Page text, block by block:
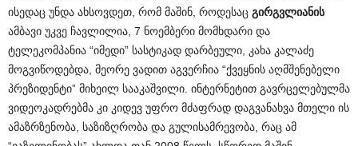
ისედაც უნდა ახსოვდეთ, რომ მაშინ, როდესაც გირგვლიანის
ამბავი უკვე ჩავლილია, 7 ნოემბერი მომხდარი და
ტელეკომპანია “იმედი” სასტიკად დარბეული, კახა კალაძე
მოგვიწოდებდა, მეორე ვადით აგვერჩია “ქვეყნის აღმშენებელი
პრეზიდენტი” მიხეილ სააკაშვილი. ინტერნეტით გავრცელებულმა
ვიდეოკადრებმა კი კიდევ უფრო მძაფრად დაგვანახვა მთელი ის
ამაზრზენობა, საზიზღრობა და გულისამრევობა, რაც ამ